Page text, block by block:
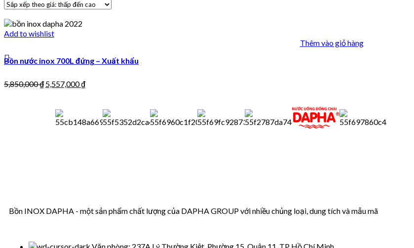
Add to wishlist
Thêm vào giỏ hàng
Bồn nước inox 700L đứng – Xuất khẩu
5,850,000₫ 5,557,000₫
Bồn INOX DAPHA - một sản phẩm chất lượng của DAPHA GROUP với nhiều chủng loại, dung tích và mẫu mã